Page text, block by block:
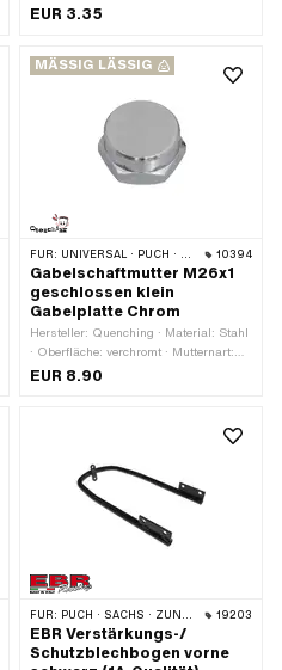
Gesamtlänge: 29 mm
EUR 3.35
MÄSSIG LÄSSIG
FÜR: UNIVERSAL · PUCH · SACHS · TOMOS 10394
Gabelschaftmutter M26x1
geschlossen klein
Gabelplatte Chrom
Hersteller: Quenching · Material: Stahl
· Oberfläche: verchromt · Mutternart:
Hutmutter · Antrieb: Aussensechskant
MF26x1 (Feingewinde) ·
Anwendungsbereich: Standard
EUR 8.90
FÜR: PUCH · SACHS · ZÜNDAPP BELMONDO 19203
EBR Verstärkungs-/
Schutzblechbogen vorne